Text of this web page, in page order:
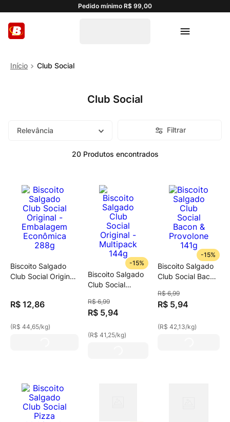
Pedido mínimo R$ 99,00
Club Social
Club Social
Relevância Filtrar
20 Produtos
Biscoito Salgado
Club Social Original
R$ 12,86
(R$ 44,65/kg)
-15%
Biscoito Salgado
Club Social
Multipack 144g
R$ 6,99
R$ 5,94
(R$ 41,25/kg)
-15%
Biscoito Salgado
Club Social Bacon
R$ 6,99
R$ 5,94
(R$ 42,13/kg)